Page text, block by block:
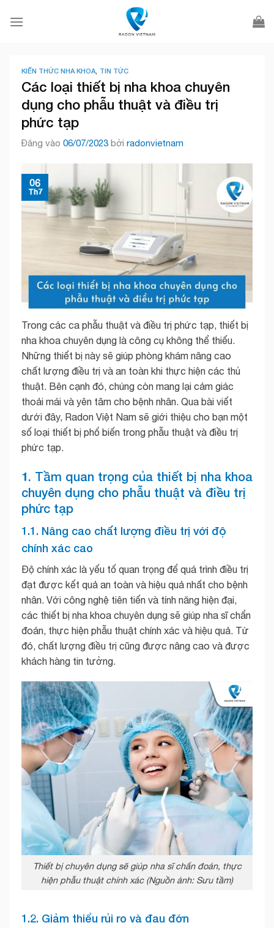
qua
KIẾN THỨC NHA KHOA TIN TỨC
Các loại thiết bị nha khoa chuyên
dụng cho phẫu thuật và điều trị
phức tạp
Đăng vào 06/07/2023 bởi radonvietnam
06
Th7
Trong các ca phẫu thuật và điều trị phức tạp, thiết bị
nha khoa chuyên dụng là công cụ không thể thiếu.
Những thiết bị này sẽ giúp phòng khám nâng cao
chất lượng điều trị và an toàn khi thực hiện các thủ
thuật. Bên cạnh đó, chúng còn mang lại cảm giác
thoải mái và yên tâm cho bệnh nhân. Qua bài viết
dưới đây, Radon Việt Nam sẽ giới thiệu cho bạn một
số loại thiết bị phổ biến trong phẫu thuật và điều trị
phức tạp.
1. Tầm quan trọng của thiết bị nha khoa
chuyên dụng cho phẫu thuật và điều trị
phức tạp
1.1. Nâng cao chất lượng điều trị với độ
chính xác cao
Độ chính xác là yếu tố quan trọng để quá trình điều trị
đạt được kết quả an toàn và hiệu quả nhất cho bệnh
nhân. Với công nghệ tiên tiến và tính năng hiện đại,
các thiết bị nha khoa chuyên dụng sẽ giúp nha sĩ chẩn
đoán, thực hiện phẫu thuật chính xác và hiệu quả. Từ
đó, chất lượng điều trị cũng được nâng cao và được
khách hàng tin tưởng.
Thiết bị chuyên dụng sẽ giúp nha sĩ chẩn đoán, thực
hiện phẫu thuật chính xác (Nguồn ảnh: Sưu tầm)
1.2. Giảm thiểu rủi ro và đau đớn